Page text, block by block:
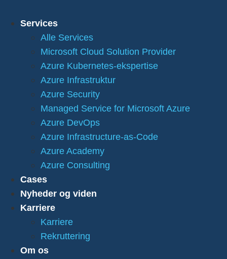
Services
Alle Services
Microsoft Cloud Solution Provider
Azure Kubernetes-ekspertise
Azure Infrastruktur
Azure Security
Managed Service for Microsoft Azure
Azure DevOps
Azure Infrastructure-as-Code
Azure Academy
Azure Consulting
Cases
Nyheder og viden
Karriere
Karriere
Rekruttering
Om os